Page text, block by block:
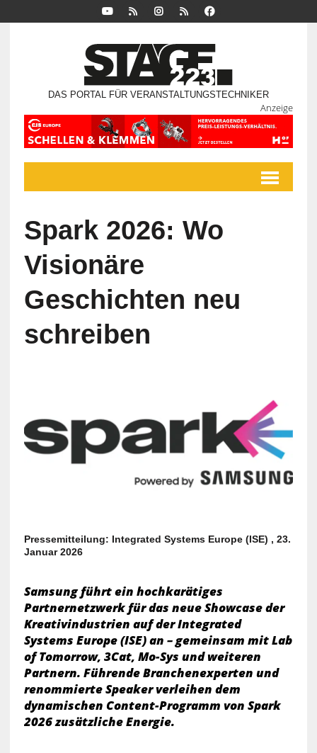
DAS PORTAL FÜR VERANSTALTUNGSTECHNIKER
Anzeige
Spark 2026: Wo
Visionäre
Geschichten neu
schreiben
Pressemitteilung: Integrated Systems Europe (ISE) , 23.
Januar 2026
Samsung führt ein hochkarätiges
Partnernetzwerk für das neue Showcase der
Kreativindustrien auf der Integrated
Systems Europe (ISE) an – gemeinsam mit Lab
of Tomorrow, 3Cat, Mo-Sys und weiteren
Partnern. Führende Branchenexperten und
renommierte Speaker verleihen dem
dynamischen Content-Programm von Spark
2026 zusätzliche Energie.